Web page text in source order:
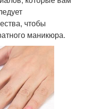
чтобы
маникюра.